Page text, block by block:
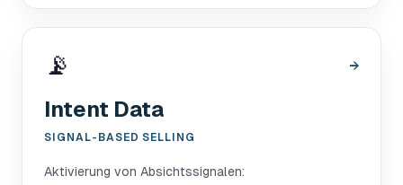
📡 →
Intent Data
SIGNAL-BASED SELLING
Aktivierung von Absichtssignalen: